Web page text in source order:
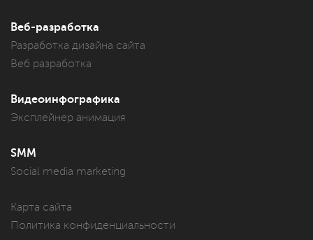
Веб-разработка
Разработка дизайна сайта
Веб разработка
Видеоинфографика
Эксплейнер анимация
SMM
Social media marketing
Карта сайта
Политика конфиденциальности